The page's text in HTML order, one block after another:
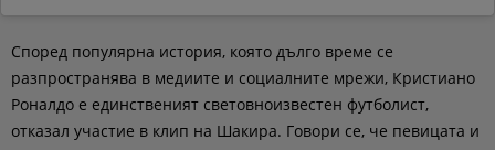
Според популярна история, която дълго време се
разпространява в медиите и социалните мрежи, Кристиано
Роналдо е единственият световноизвестен футболист,
отказал участие в клип на Шакира. Говори се, че певицата и